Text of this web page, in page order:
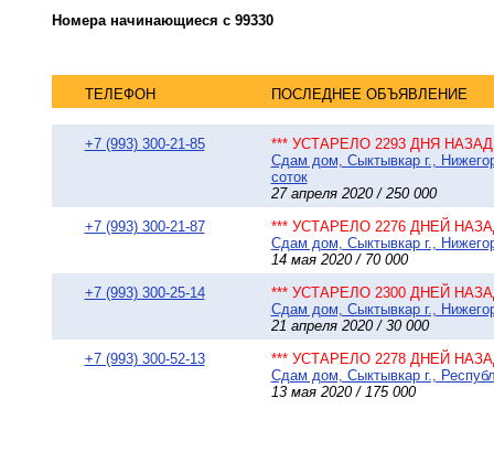
Номера начинающиеся с 99330
ТЕЛЕФОН ПОСЛЕДНЕЕ ОБЪЯВЛЕНИЕ
+7 (993) 300-21-85
*** УСТАРЕЛО 2293 ДНЯ НАЗАД
Сдам дом, Сыктывкар г.,
соток
27 апреля 2020 / 250 000
+7 (993) 300-21-87
*** УСТАРЕЛО 2276 ДНЕЙ
Сдам дом, Сыктывкар г.,
14 мая 2020 / 70 000
+7 (993) 300-25-14
*** УСТАРЕЛО 2300 ДНЕЙ
Сдам дом, Сыктывкар г.,
21 апреля 2020 / 30 000
+7 (993) 300-52-13
*** УСТАРЕЛО 2278 ДНЕЙ
Сдам дом, Сыктывкар г.,
13 мая 2020 / 175 000